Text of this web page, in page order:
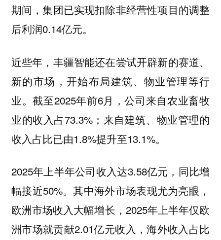
期间，集团已实现扣除非经营性项目的调整
后利润0.14亿元。
近些年，丰疆智能还在尝试开辟新的赛道、
新的市场，开始布局建筑、物业管理等行
业。截至2025年前6月，公司来自农业畜牧
业的收入占73.3%；来自建筑、物业管理的
收入占比已由1.8%提升至13.1%。
2025年上半年公司收入达3.58亿元，同比增
幅接近50%。其中海外市场表现尤为亮眼，
欧洲市场收入大幅增长，2025年上半年仅欧
洲市场就贡献2.01亿元收入，海外收入占比